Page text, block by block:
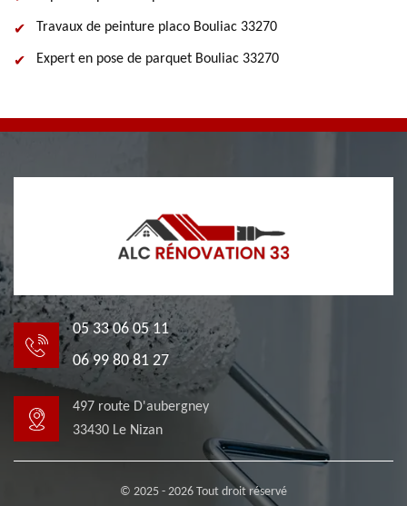
Travaux de peinture placo Bouliac 33270
Expert en pose de parquet Bouliac 33270
05 33 06 05 11
06 99 80 81 27
497 route D'aubergney
33430 Le Nizan
© 2025 - 2026 Tout droit réservé